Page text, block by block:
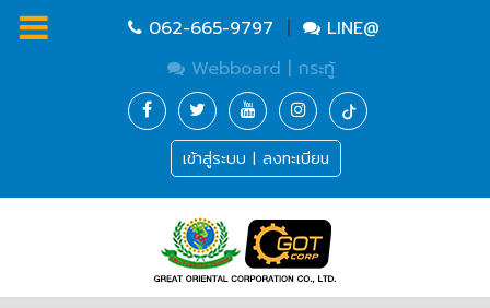
062-665-9797 |
LINE@
Webboard | กระทู้
เข้าสู่ระบบ | ลงทะเบียน